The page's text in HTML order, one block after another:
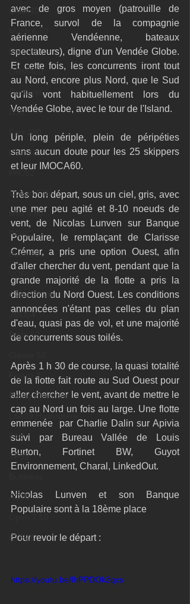
Class40
Mach 6.50
Farr 30
ORMA60
Gunboat
D35
Farr 280
Fast 40
Ocean Fifty
Mini 6.50
RORC
Botin 80
Class Rhum
JMD54
Botin 52
Figaro 3
Flying Phantom
L&#39;Hydroptère
F18
TF35
AC75
Open 7.50
ETF26
avec de gros moyen (patrouille de
France, survol de la compagnie
aérienne Vendéenne, bateaux
spectateurs), digne d'un Vendée Globe.
Et cette fois, les concurrents iront tout
au Nord, encore plus Nord, que le Sud
qu'ils vont habituellement lors du
Vendée Globe, avec le tour de l'Island.
Un long périple, plein de péripéties
sans aucun doute pour les 25 skippers
et leur IMOCA60.
Très bon départ, sous un ciel, gris, avec
une mer peu agité et 8-10 noeuds de
vent, de Nicolas Lunven sur Banque
Populaire, le remplaçant de Clarisse
Crémer, a pris une option Ouest, afin
d'aller chercher du vent, pendant que la
grande majorité de la flotte a pris la
direction du Nord Ouest. Les conditions
annoncées n'étant pas celles du plan
d'eau, quasi pas de vol, et une majorité
de concurrents sous toilés.
Après 1 h 30 de course, la quasi totalité
de la flotte fait route au Sud Ouest pour
aller chercher le vent, avant de mettre le
cap au Nord un fois au large. Une flotte
emmenée  par Charlie Dalin sur Apivia
suivi par Bureau Vallée de Louis
Burton, Fortinet BW, Guyot
Environnement, Charal, LinkedOut.
Nicolas Lunven et son Banque
Populaire sont à la 18ème place
Pour revoir le départ :
https://youtu.be/IhPPDOk2qcs